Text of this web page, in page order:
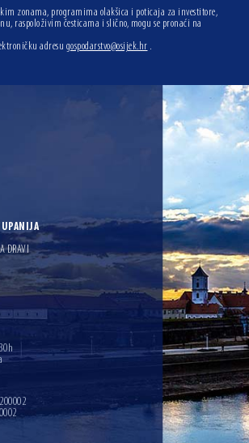
zonama, programima olakšica i poticaja za investitore,
raspoloživim česticama i slično, mogu se pronaći na
adresu gospodarstvo@osijek.hr .
DRAVI